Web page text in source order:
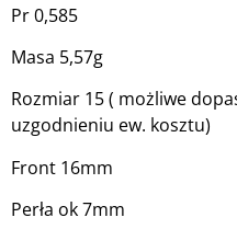
Pr 0,585
Masa 5,57g
Rozmiar 15 ( możliwe
uzgodnieniu ew. kosztu)
Front 16mm
Perła ok 7mm